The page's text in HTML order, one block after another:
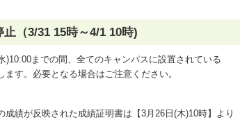
（3/31 15時～4/1 10時)
)10:00までの間、全てのキャンパスに設置されている
す。必要となる場合はご注意ください。
成績が反映された成績証明書は【3月26日(木)10時】より